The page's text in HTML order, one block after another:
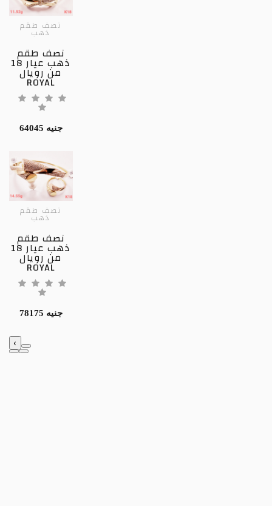
نصف طقم
ذهب
نصف طقم
ذهب عيار 18
من رويال
ROYAL
64045 جنيه
نصف طقم
ذهب
نصف طقم
ذهب عيار 18
من رويال
ROYAL
78175 جنيه
‹